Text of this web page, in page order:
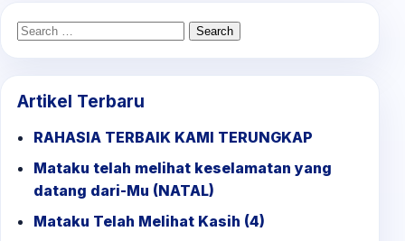
Search
Artikel Terbaru
RAHASIA TERBAIK KAMI TERUNGKAP
Mataku telah melihat keselamatan yang
datang dari-Mu (NATAL)
Mataku Telah Melihat Kasih (4)